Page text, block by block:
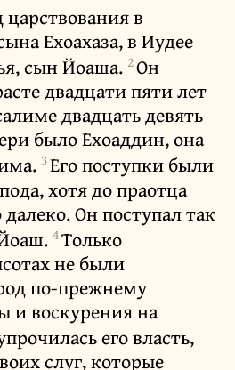
в
Ехоахаза, в Иудее
сын Йоаша. 2Он
двадцати пяти лет
двадцать девять
было Ехоаддин, она
3Его поступки были
хотя до праотца
Он поступал так
4Только
не были
по-прежнему
и воскурения на
его власть,
слуг, которые